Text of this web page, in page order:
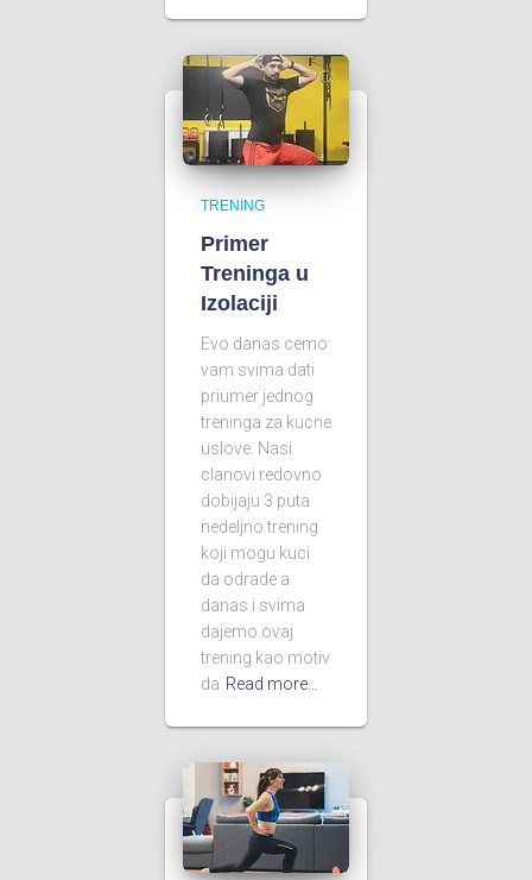
TRENING
Primer
Treninga u
Izolaciji
Evo danas cemo
vam svima dati
priumer jednog
treninga za kucne
uslove. Nasi
clanovi redovno
dobijaju 3 puta
nedeljno trening
koji mogu kuci
da odrade a
danas i svima
dajemo ovaj
trening kao motiv
da Read more…